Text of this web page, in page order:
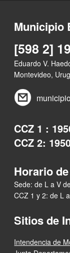
Municipio
[598 2]
Eduardo V.
Montevideo,
CCZ 1 :
CCZ 2:
Horario
Sede: de L a V
CCZ 1 y 2: de L
Sitios de
Intendencia de